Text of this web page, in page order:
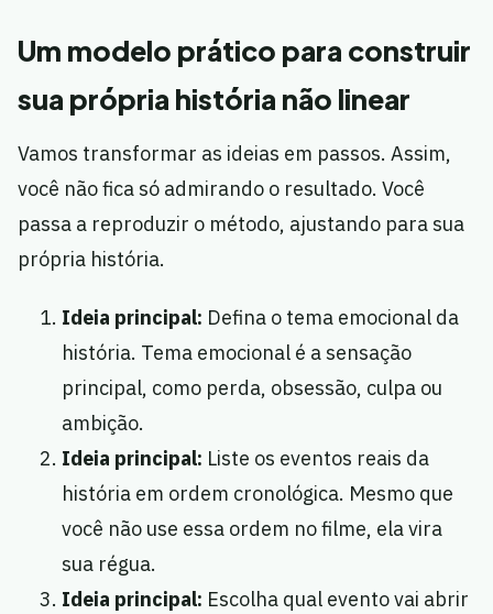
Um modelo prático para construir
sua própria história não linear
Vamos transformar as ideias em passos. Assim,
você não fica só admirando o resultado. Você
passa a reproduzir o método, ajustando para sua
própria história.
Ideia principal: Defina o tema emocional da
história. Tema emocional é a sensação
principal, como perda, obsessão, culpa ou
ambição.
Ideia principal: Liste os eventos reais da
história em ordem cronológica. Mesmo que
você não use essa ordem no filme, ela vira
sua régua.
Ideia principal: Escolha qual evento vai abrir